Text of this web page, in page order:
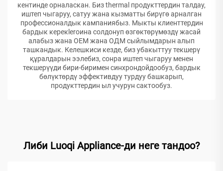
кентинде орналаскан. Биз thermal продукттердин талдау,
иштеп чыгаруу, сатуу жана кызматты бирүгө арналган
профессионалдык кампаниябыз. Мыкты клиенттердин
бардык керекleroина солдонуп өзгөктөрүмөздү жасай
алабыз жана ОЕМ жана ОДМ сыйлымдарын алып
ташкандык. Келешкиси кезде, биз убакыттуу текшерү
құралдарын ээлебиз, сонра иштеп чыгаруу менен
текшерүүди бири-биримен синхрондойдообуз, бардык
бөлүктөрдү эффективдуу турдуу башкарып,
продукттердин ыл учурун сактообуз.
Либи Luoqi Appliance-ди неге тандоо?